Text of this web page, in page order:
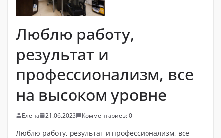
Люблю работу,
результат и
профессионализм, все
на высоком уровне
Елена 21.06.2023 Комментариев: 0
Люблю работу, результат и профессионализм, все